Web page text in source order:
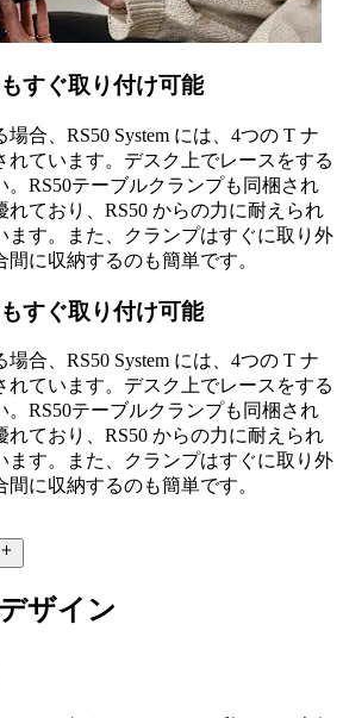
すぐ取り付け可能
合、RS50 System には、4つの T ナ
れています。デスク上でレースをする
。RS50テーブルクランプも同梱され
ており、RS50 からの力に耐えられ
ます。また、クランプはすぐに取り外
に収納するのも簡単です。
すぐ取り付け可能
合、RS50 System には、4つの T ナ
れています。デスク上でレースをする
。RS50テーブルクランプも同梱され
ており、RS50 からの力に耐えられ
ます。また、クランプはすぐに取り外
に収納するのも簡単です。
ザイン